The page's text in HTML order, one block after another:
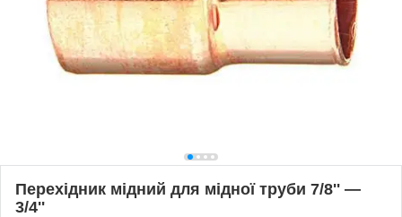
Перехідник мідний для мідної труби 7/8'' —
3/4''